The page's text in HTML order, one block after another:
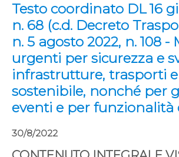
Testo coordinato DL 16
n. 68 (c.d. Decreto
n. 5 agosto 2022, n. 108 -
urgenti per sicurezza e
infrastrutture, trasporti
sostenibile, nonché per
eventi e per funzionalità
30/8/2022